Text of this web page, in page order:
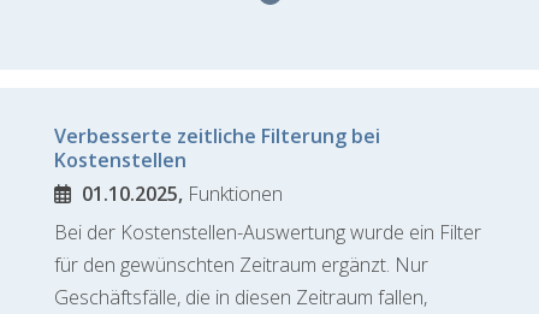
Verbesserte zeitliche Filterung bei
Kostenstellen
01.10.2025, Funktionen
Bei der Kostenstellen-Auswertung wurde ein Filter
für den gewünschten Zeitraum ergänzt. Nur
Geschäftsfälle, die in diesen Zeitraum fallen,